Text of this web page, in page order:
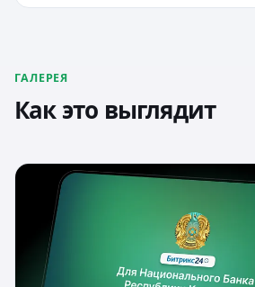
ГАЛЕРЕЯ
Как это выглядит